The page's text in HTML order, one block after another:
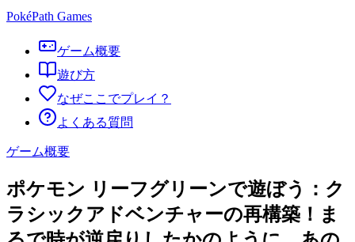
PokéPath Games
ゲーム概要
遊び方
なぜここでプレイ？
よくある質問
ゲーム概要
ポケモン リーフグリーンで遊ぼう：ク
ラシックアドベンチャーの再構築！ま